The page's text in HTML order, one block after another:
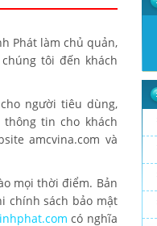
Phát làm chủ quản,
tôi đến khách
người tiêu dùng,
tin cho khách
amcvina.com và
mọi thời điểm. Bản
chính sách bảo mật
có nghĩa